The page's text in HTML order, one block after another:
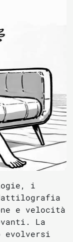
i
e velocità
La
evolversi